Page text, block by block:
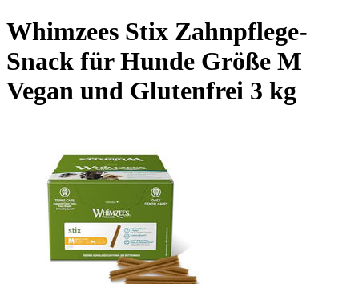
Whimzees Stix Zahnpflege-
Snack für Hunde Größe M
Vegan und Glutenfrei 3 kg